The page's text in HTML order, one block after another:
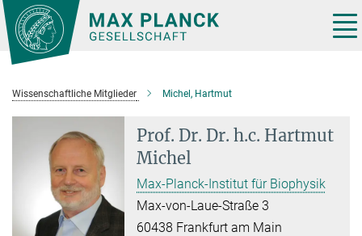
Hauptinhalt
Wissenschaftliche Mitglieder Michel, Hartmut
Prof. Dr. Dr. h.c. Hartmut
Michel
Max-Planck-Institut für Biophysik
Max-von-Laue-Straße 3
60438 Frankfurt am Main